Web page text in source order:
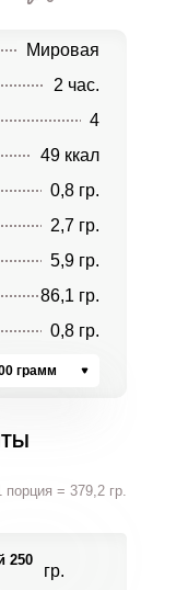
Мировая
2 час.
4
49 ккал
0,8 гр.
2,7 гр.
5,9 гр.
86,1 гр.
0,8 гр.
грамм
порция = 379,2 гр.
250
гр.